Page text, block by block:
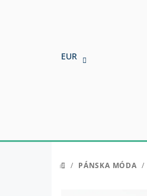
EUR
DOMOV
/ PÁNSKA MÓDA /